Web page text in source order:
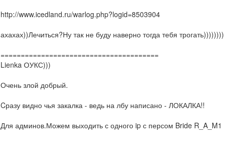
http://www.icedland.ru/warlog.php?logid=8503904
ахахах))Лечиться?Ну так не буду наверно тогда тебя трогать))))))))
=======================================
Lienka ОУКС)))
Очень злой добрый.
Cразу видно чья закалка - ведь на лбу написано - ЛОКАЛКА!!
Для админов.Можем выходить с одного ip с персом Bride R_A_M1